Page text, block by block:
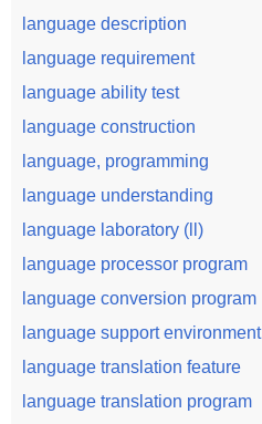
language description
language requirement
language ability test
language construction
language, programming
language understanding
language laboratory (ll)
language processor program
language conversion program
language support environment
language translation feature
language translation program